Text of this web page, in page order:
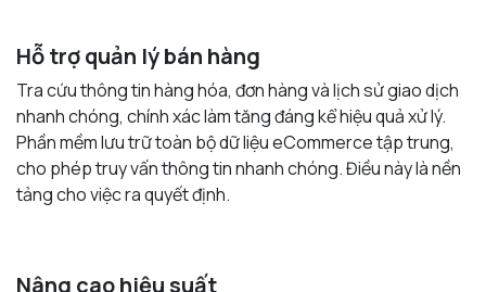
Hỗ trợ quản lý bán hàng
Tra cứu thông tin hàng hóa, đơn hàng và lịch sử giao dịch
nhanh chóng, chính xác làm tăng đáng kể hiệu quả xử lý.
Phần mềm lưu trữ toàn bộ dữ liệu eCommerce tập trung,
cho phép truy vấn thông tin nhanh chóng. Điều này là nền
tảng cho việc ra quyết định.
Nâng cao hiệu suất